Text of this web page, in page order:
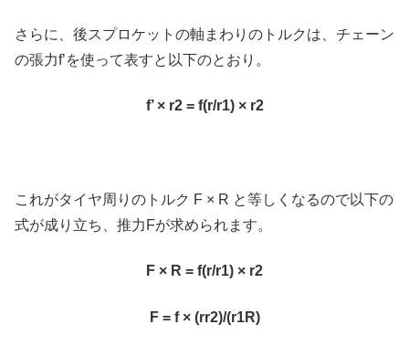
さらに、後スプロケットの軸まわりのトルクは、チェーン
の張力f’を使って表すと以下のとおり。
f’ × r2 = f(r/r1) × r2
これがタイヤ周りのトルク F × R と等しくなるので以下の
式が成り立ち、推力Fが求められます。
F × R = f(r/r1) × r2
F = f × (rr2)/(r1R)